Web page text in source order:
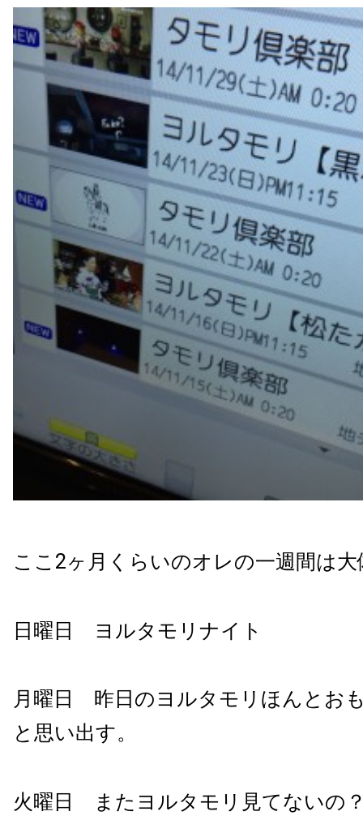
ここ2ヶ月くらいのオレの一週間は
日曜日 ヨルタモリナイト
月曜日 昨日のヨルタモリほんとお
と思い出す。
火曜日 またヨルタモリ見てないの